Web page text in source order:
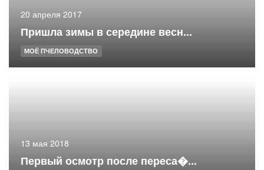
20 апреля 2017
Пришла зимы в середине весн...
МОЁ ПЧЕЛОВОДСТВО
13 мая 2018
Первый осмотр после переса�...